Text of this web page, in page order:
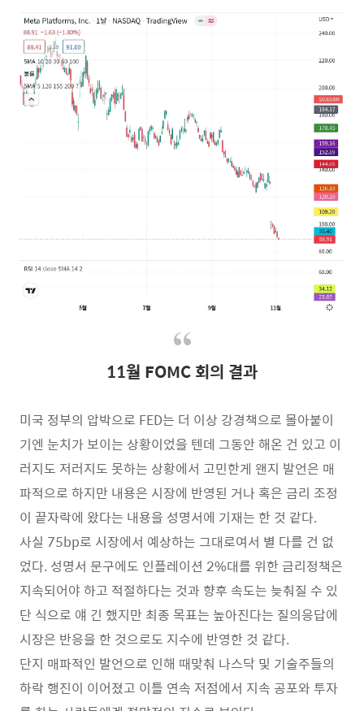
11월 FOMC 회의 결과
미국 정부의 압박으로 FED는 더 이상 강경책으로 몰아붙이
기엔 눈치가 보이는 상황이었을 텐데 그동안 해온 건 있고 이
러지도 저러지도 못하는 상황에서 고민한게 왠지 발언은 매
파적으로 하지만 내용은 시장에 반영된 거나 혹은 금리 조정
이 끝자락에 왔다는 내용을 성명서에 기재는 한 것 같다.
사실 75bp로 시장에서 예상하는 그대로여서 별 다를 건 없
었다. 성명서 문구에도 인플레이션 2%대를 위한 금리정책은
지속되어야 하고 적절하다는 것과 향후 속도는 늦춰질 수 있
단 식으로 얘 긴 했지만 최종 목표는 높아진다는 질의응답에
시장은 반응을 한 것으로도 지수에 반영한 것 같다.
단지 매파적인 발언으로 인해 때맞춰 나스닥 및 기술주들의
하락 행진이 이어졌고 이틀 연속 저점에서 지속 공포와 투자